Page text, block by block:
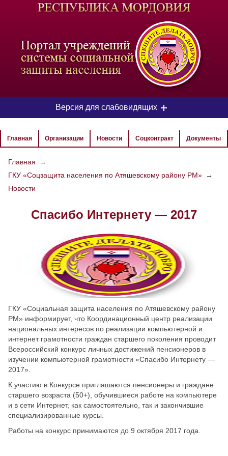
-
Версия для слабовидящих
ЦВЕТОВАЯ СХЕМА
РАЗМЕР ТЕКСТА
ИЗОБРАЖЕНИЯ
Скрыть Ч/б
Настройки по умолчанию
Главная Организации Новости Соцконтракт Документы
Главная
→
ГКУ «Соцзащита населения по Атяшевскому району РМ» →
Новости
Спасибо Интернету — 2017
ГКУ «Социальная защита населения по Атяшевскому району
РМ» информирует, что Координационный центр реализации
национальных интересов по реализации компьютерной и
интернет грамотности граждан старшего поколения проводит
Всероссийский конкурс личных достижений пенсионеров в
изучении компьютерной грамотности «Спасибо Интернету —
2017».
К участию в Конкурсе приглашаются пенсионеры и граждане
старшего возраста (50+), обучившиеся работе на компьютере
и в сети Интернет, как самостоятельно, так и закончившие
специализированные курсы.
Работы на конкурс принимаются до 9 октября 2017 года.